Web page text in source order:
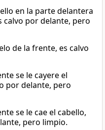
en la parte delantera
calvo por delante, pero
de la frente, es calvo
se le cayere el
por delante, pero
se le cae el cabello,
pero limpio.